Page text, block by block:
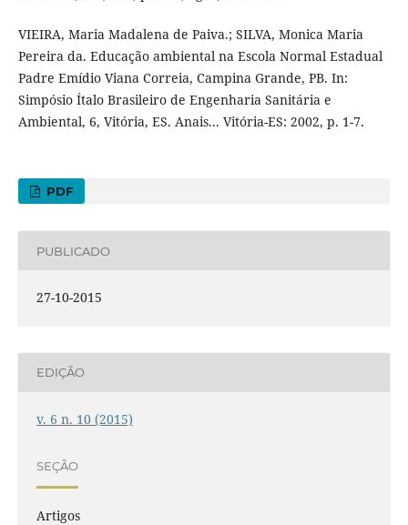
VIEIRA, Maria Madalena de Paiva.; SILVA, Monica Maria
Pereira da. Educação ambiental na Escola Normal Estadual
Padre Emídio Viana Correia, Campina Grande, PB. In:
Simpósio Ítalo Brasileiro de Engenharia Sanitária e
Ambiental, 6, Vitória, ES. Anais... Vitória-ES: 2002, p. 1-7.
PDF
PUBLICADO
27-10-2015
EDIÇÃO
v. 6 n. 10 (2015)
SEÇÃO
Artigos